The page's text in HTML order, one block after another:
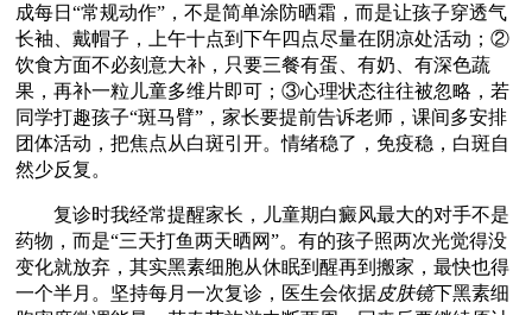
成每日“常规动作”，不是简单涂防晒霜，而是让孩子穿透气
长袖、戴帽子，上午十点到下午四点尽量在阴凉处活动；②
饮食方面不必刻意大补，只要三餐有蛋、有奶、有深色蔬
果，再补一粒儿童多维片即可；③心理状态往往被忽略，若
同学打趣孩子“斑马臂”，家长要提前告诉老师，课间多安排
团体活动，把焦点从白斑引开。情绪稳了，免疫稳，白斑自
然少反复。
复诊时我经常提醒家长，儿童期白癜风最大的对手不是
药物，而是“三天打鱼两天晒网”。有的孩子照两次光觉得没
变化就放弃，其实黑素细胞从休眠到醒再到搬家，最快也得
一个半月。坚持每月一次复诊，医生会依据皮肤镜下黑素细